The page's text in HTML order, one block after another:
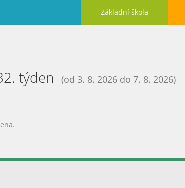
Základní škola
týden (od 3. 8. 2026 do 7. 8. 2026)